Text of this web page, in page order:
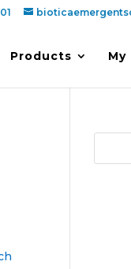
Products